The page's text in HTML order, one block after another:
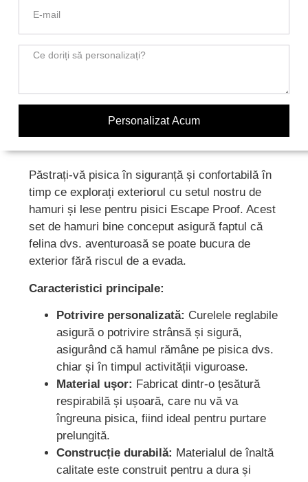
Personalizat Acum
Păstrați-vă pisica în siguranță și confortabilă în
timp ce explorați exteriorul cu setul nostru de
hamuri și lese pentru pisici Escape Proof. Acest
set de hamuri bine conceput asigură faptul că
felina dvs. aventuroasă se poate bucura de
exterior fără riscul de a evada.
Caracteristici principale:
Potrivire personalizată: Curelele reglabile
asigură o potrivire strânsă și sigură,
asigurând că hamul rămâne pe pisica dvs.
chiar și în timpul activității viguroase.
Material ușor: Fabricat dintr-o țesătură
respirabilă și ușoară, care nu vă va
îngreuna pisica, fiind ideal pentru purtare
prelungită.
Construcție durabilă: Materialul de înaltă
calitate este construit pentru a dura și